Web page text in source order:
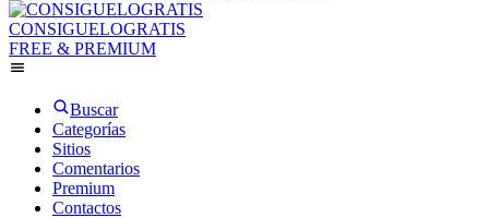
CONSIGUELOGRATIS
FREE & PREMIUM
Buscar
Categorías
Sitios
Comentarios
Premium
Contactos